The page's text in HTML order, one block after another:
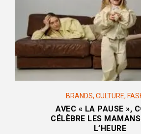
BRANDS, CULTURE,
AVEC « LA PAUSE »,
CÉLÈBRE LES
L’HEURE